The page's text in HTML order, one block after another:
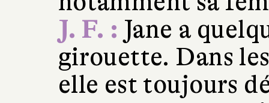
J. F. : Jane a
girouette. Dans
elle est toujours